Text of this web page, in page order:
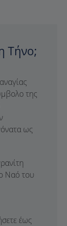
Τήνο;
της
ως
Ναό του
έως